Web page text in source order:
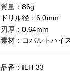
質量：86g
ドリル径：6.0mm
刃厚：0.64mm
素材：コバルトハイ
品番：ILH-33